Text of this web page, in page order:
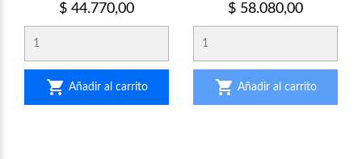
Precio
$ 44.770,00
 Añadir al carrito
Precio
$ 58.080,00
 Añadir al carrito